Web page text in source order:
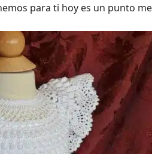
para ti hoy es un punto